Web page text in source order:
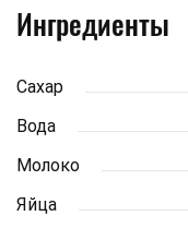
Ингредиенты
Сахар
Вода
Молоко
Яйца